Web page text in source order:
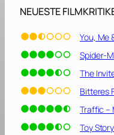
h
e
[
2
0
0
]
NEUESTE
You, Me
Spider-
The
Bitteres
Traffic –
Toy